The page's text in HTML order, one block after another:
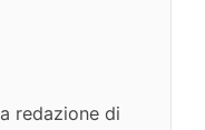
redazione di